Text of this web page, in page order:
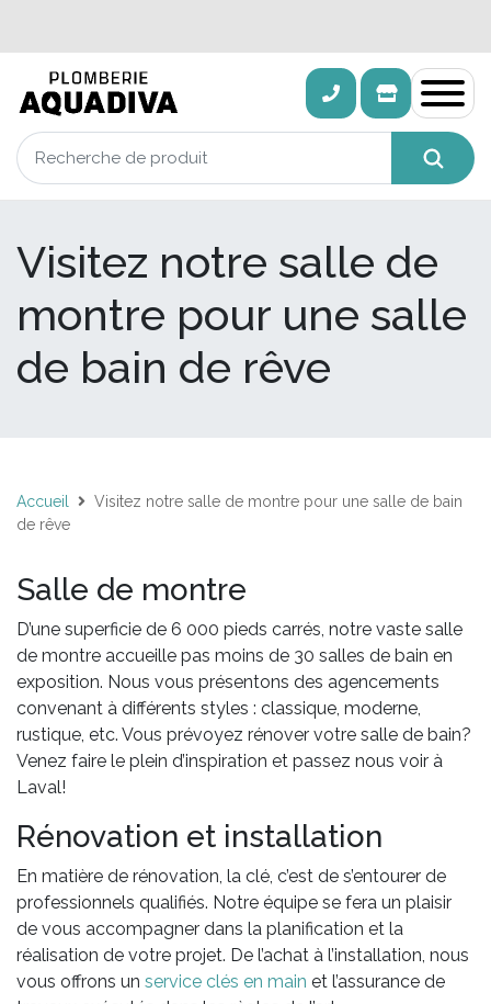
Visitez notre salle de
montre pour une salle
de bain de rêve
Accueil
Visitez notre salle de montre pour une salle de bain
de rêve
Salle de montre
D’une superficie de 6 000 pieds carrés, notre vaste salle
de montre accueille pas moins de 30 salles de bain en
exposition. Nous vous présentons des agencements
convenant à différents styles : classique, moderne,
rustique, etc. Vous prévoyez rénover votre salle de bain?
Venez faire le plein d’inspiration et passez nous voir à
Laval!
Rénovation et installation
En matière de rénovation, la clé, c’est de s’entourer de
professionnels qualifiés. Notre équipe se fera un plaisir
de vous accompagner dans la planification et la
réalisation de votre projet. De l’achat à l’installation, nous
vous offrons un service clés en main et l’assurance de